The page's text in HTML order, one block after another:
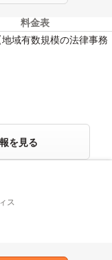
料金表
域有数規模の法律事務
を見る
ス